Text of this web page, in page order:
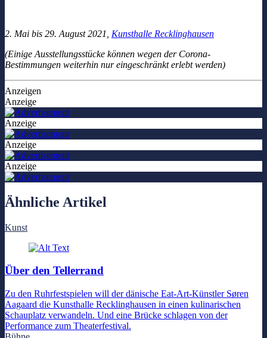
2. Mai bis 29. August 2021, Kunsthalle Recklinghausen
(Einige Ausstellungsstücke können wegen der Corona-
Bestimmungen weiterhin nur eingeschränkt erlebt werden)
Anzeigen
Anzeige
Anzeige
Anzeige
Anzeige
Ähnliche Artikel
Kunst
Über den Tellerrand
Zu den Ruhrfestspielen will der dänische Eat-Art-Künstler Søren
Aagaard die Kunsthalle Recklinghausen in einen kulinarischen
Schauplatz verwandeln. Und eine Brücke schlagen von der
Performance zum Theaterfestival.